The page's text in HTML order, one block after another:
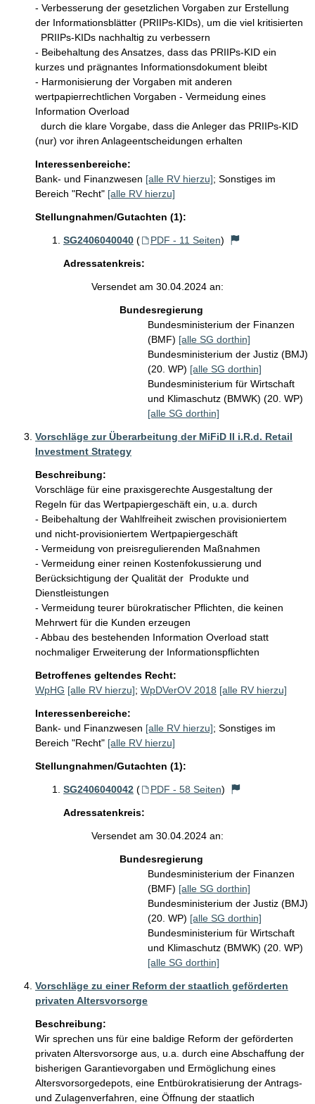
- Verbesserung der gesetzlichen Vorgaben zur Erstellung
der Informationsblätter (PRIIPs-KIDs), um die viel kritisierten
- Beibehaltung des Ansatzes, dass das PRIIPs-KID ein
kurzes und prägnantes Informationsdokument bleibt
- Harmonisierung der Vorgaben mit anderen
wertpapierrechtlichen Vorgaben - Vermeidung eines
Information Overload
(nur) vor ihren Anlageentscheidungen erhalten
Interessenbereiche:
Bank- und Finanzwesen [alle RV hierzu]; Sonstiges im
Bereich "Recht" [alle RV hierzu]
Stellungnahmen/Gutachten (1):
SG2406040040 ( PDF - 11 Seiten)
Adressatenkreis:
Versendet am 30.04.2024 an:
Bundesregierung
Bundesministerium der Finanzen
(BMF) [alle SG dorthin]
Bundesministerium der Justiz (BMJ)
(20. WP) [alle SG dorthin]
Bundesministerium für Wirtschaft
und Klimaschutz (BMWK) (20. WP)
[alle SG dorthin]
Vorschläge zur Überarbeitung der MiFiD II i.R.d. Retail
Investment Strategy
Beschreibung:
Vorschläge für eine praxisgerechte Ausgestaltung der
Regeln für das Wertpapiergeschäft ein, u.a. durch
- Beibehaltung der Wahlfreiheit zwischen provisioniertem
und nicht-provisioniertem Wertpapiergeschäft
- Vermeidung von preisregulierenden Maßnahmen
- Vermeidung einer reinen Kostenfokussierung und
Berücksichtigung der Qualität der  Produkte und
Dienstleistungen
- Vermeidung teurer bürokratischer Pflichten, die keinen
Mehrwert für die Kunden erzeugen
- Abbau des bestehenden Information Overload statt
nochmaliger Erweiterung der Informationspflichten
Betroffenes geltendes Recht:
WpHG [alle RV hierzu]; WpDVerOV 2018 [alle RV hierzu]
Interessenbereiche:
Bank- und Finanzwesen [alle RV hierzu]; Sonstiges im
Bereich "Recht" [alle RV hierzu]
Stellungnahmen/Gutachten (1):
SG2406040042 ( PDF - 58 Seiten)
Adressatenkreis:
Versendet am 30.04.2024 an:
Bundesregierung
Bundesministerium der Finanzen
(BMF) [alle SG dorthin]
Bundesministerium der Justiz (BMJ)
(20. WP) [alle SG dorthin]
Bundesministerium für Wirtschaft
und Klimaschutz (BMWK) (20. WP)
[alle SG dorthin]
Vorschläge zu einer Reform der staatlich geförderten
privaten Altersvorsorge
Beschreibung:
Wir sprechen uns für eine baldige Reform der geförderten
privaten Altersvorsorge aus, u.a. durch eine Abschaffung der
bisherigen Garantievorgaben und Ermöglichung eines
Altersvorsorgedepots, eine Entbürokratisierung der Antrags-
und Zulagenverfahren, eine Öffnung der staatlich